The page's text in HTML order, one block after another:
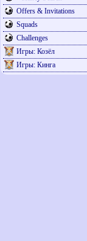
Offers & Invitations
Squads
Challenges
Игры: Козёл
Игры: Кинга